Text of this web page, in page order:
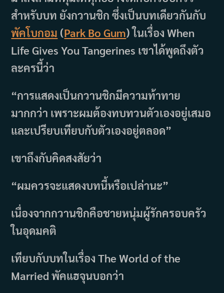
สำหรับบท ยังกวานชิก ซึ่งเป็นบทเดียวกันกับ
พัคโบกอม (Park Bo Gum) ในเรื่อง When
Life Gives You Tangerines เขาได้พูดถึงตัว
ละครนี้ว่า
“การแสดงเป็นกวานชิกมีความท้าทาย
มากกว่า เพราะผมต้องทบทวนตัวเองอยู่เสมอ
และเปรียบเทียบกับตัวเองอยู่ตลอด”
เขาถึงกับคิดสงสัยว่า
“ผมควรจะแสดงบทนี้หรือเปล่านะ”
เนื่องจากกวานชิกคือชายหนุ่มผู้รักครอบครัว
ในอุดมคติ
เทียบกับบทในเรื่อง The World of the
Married พัคแฮจุนบอกว่า